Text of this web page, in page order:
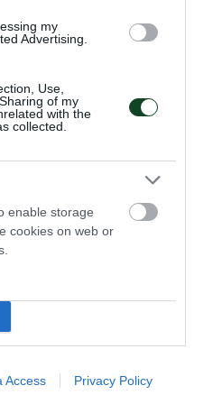
my
Advertising.
Use,
of my
with the
collected.
enable storage
cookies on web or
Access Privacy Policy
esports
Hellenic Challengers Cup